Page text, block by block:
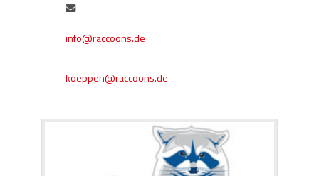
info@raccoons.de
koeppen@raccoons.de